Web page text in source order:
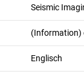
Seismic
(Information)
Englisch